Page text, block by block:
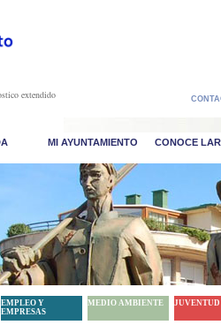
extendido
MI AYUNTAMIENTO CONOCE
EMPLEO Y
EMPRESAS
MEDIO AMBIENTE JUVENTUD